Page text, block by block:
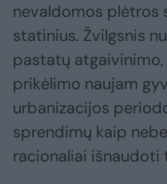
nevaldomos plėtros
statinius. Žvilgsnis
pastatų
prikėlimo naujam
urbanizacijos
sprendimų kaip
racionaliai išnaudoti